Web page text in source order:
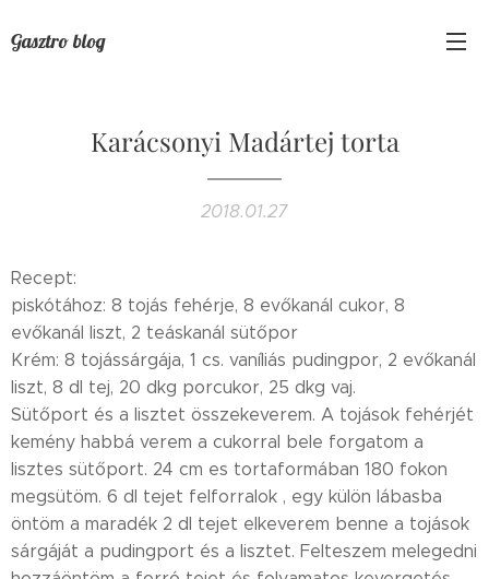
Gasztro blog
Karácsonyi Madártej torta
2018.01.27
Recept:
piskótához: 8 tojás fehérje, 8 evőkanál cukor, 8
evőkanál liszt, 2 teáskanál sütőpor
Krém: 8 tojássárgája, 1 cs. vaníliás pudingpor, 2 evőkanál
liszt, 8 dl tej, 20 dkg porcukor, 25 dkg vaj.
Sütőport és a lisztet összekeverem. A tojások fehérjét
kemény habbá verem a cukorral bele forgatom a
lisztes sütőport. 24 cm es tortaformában 180 fokon
megsütöm. 6 dl tejet felforralok , egy külön lábasba
öntöm a maradék 2 dl tejet elkeverem benne a tojások
sárgáját a pudingport és a lisztet. Felteszem melegedni